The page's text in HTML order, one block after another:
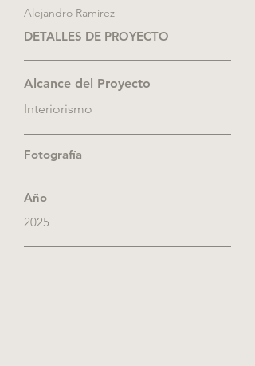
Alejandro Ramírez
DETALLES DE PROYECTO
Alcance del Proyecto
Interiorismo
Fotografía
Año
2025